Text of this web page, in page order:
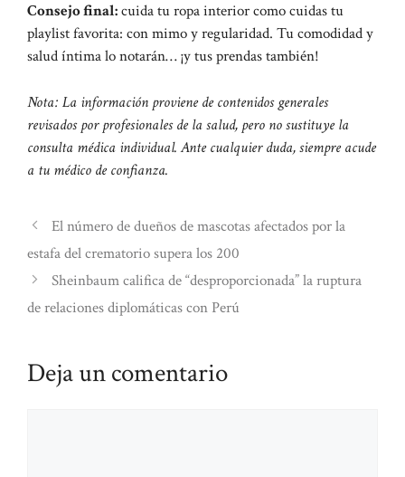
Consejo final:cuida tu ropa interior como cuidas tu
playlist favorita: con mimo y regularidad. Tu comodidad y
salud íntima lo notarán… ¡y tus prendas también!
Nota: La información proviene de contenidos generales
revisados por profesionales de la salud, pero no sustituye la
consulta médica individual. Ante cualquier duda, siempre acude
a tu médico de confianza.
El número de dueños de mascotas afectados por la
estafa del crematorio supera los 200
Sheinbaum califica de “desproporcionada” la ruptura
de relaciones diplomáticas con Perú
Deja un comentario